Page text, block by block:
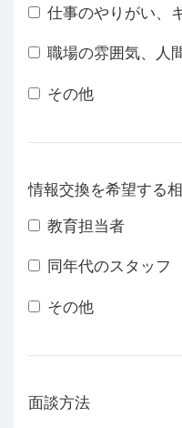
仕事のやりがい、
職場の雰囲気、人
その他
情報交換を希望する
教育担当者
同年代のスタッフ
その他
面談方法